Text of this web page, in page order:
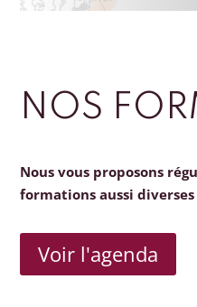
NOS
Nous vous proposons
formations aussi
Voir l'agenda